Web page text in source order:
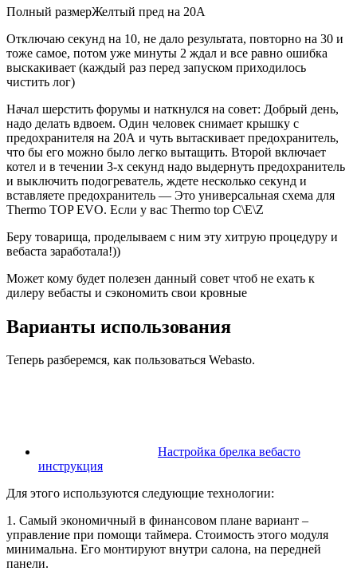
Полный размерЖелтый пред на 20А
Отключаю секунд на 10, не дало результата, повторно на 30 и
тоже самое, потом уже минуты 2 ждал и все равно ошибка
выскакивает (каждый раз перед запуском приходилось
чистить лог)
Начал шерстить форумы и наткнулся на совет: Добрый день,
надо делать вдвоем. Один человек снимает крышку с
предохранителя на 20А и чуть вытаскивает предохранитель,
что бы его можно было легко вытащить. Второй включает
котел и в течении 3-х секунд надо выдернуть предохранитель
и выключить подогреватель, ждете несколько секунд и
вставляете предохранитель — Это универсальная схема для
Thermo TOP EVO. Если у вас Thermo top C\E\Z
Беру товарища, проделываем с ним эту хитрую процедуру и
вебаста заработала!))
Может кому будет полезен данный совет чтоб не ехать к
дилеру вебасты и сэкономить свои кровные
Варианты использования
Теперь разберемся, как пользоваться Webasto.
Настройка брелка вебасто
инструкция
Для этого используются следующие технологии:
1. Самый экономичный в финансовом плане вариант –
управление при помощи таймера. Стоимость этого модуля
минимальна. Его монтируют внутри салона, на передней
панели.